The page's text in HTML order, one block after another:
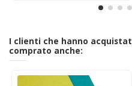
I clienti che hanno
comprato anche: